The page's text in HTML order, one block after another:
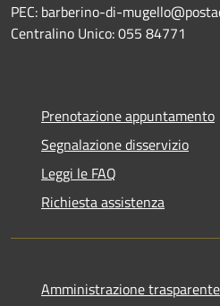
PEC: barberino-di-
Centralino Unico: 055 84771
Prenotazione appuntamento
Segnalazione disservizio
Leggi le FAQ
Richiesta assistenza
Amministrazione trasparente